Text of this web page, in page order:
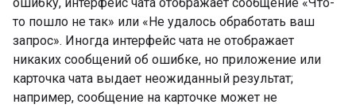
то пошло не так» или «Не удалось обработать ваш
запрос». Иногда интерфейс чата не отображает
никаких сообщений об ошибке, но приложение или
карточка чата выдает неожиданный результат;
например, сообщение на карточке может не